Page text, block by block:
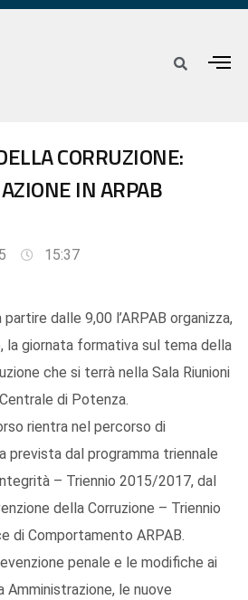
CORRUZIONE:
IN ARPAB
15:37
dalle 9,00 l’ARPAB organizza,
la giornata formativa sul tema della
che si terrà nella Sala Riunioni
di Potenza.
rientra nel percorso di
prevista dal programma triennale
– Triennio 2015/2017, dal
della Corruzione – Triennio
di Comportamento ARPAB.
penale e le modifiche ai
le nuove